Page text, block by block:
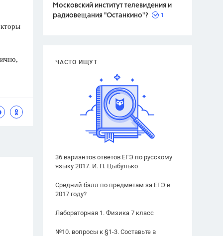
Московский институт телевидения и
радиовещания "Останкино"?
1
ЧАСТО ИЩУТ
36 вариантов ответов ЕГЭ по русскому
языку 2017. И. П. Цыбулько
Средний балл по предметам за ЕГЭ в
2017 году?
Лабораторная 1. Физика 7 класс
№10. вопросы к §1-3. Составьте в